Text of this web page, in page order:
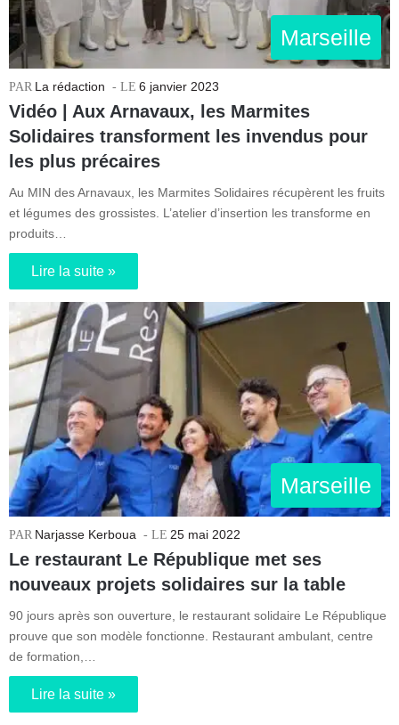
Marseille
La rédaction 6 janvier 2023
Vidéo | Aux Arnavaux, les Marmites
Solidaires transforment les invendus pour
les plus précaires
Au MIN des Arnavaux, les Marmites Solidaires récupèrent les fruits
et légumes des grossistes. L’atelier d’insertion les transforme en
produits…
Lire la suite »
Marseille
Narjasse Kerboua 25 mai 2022
Le restaurant Le République met ses
nouveaux projets solidaires sur la table
90 jours après son ouverture, le restaurant solidaire Le République
prouve que son modèle fonctionne. Restaurant ambulant, centre
de formation,…
Lire la suite »